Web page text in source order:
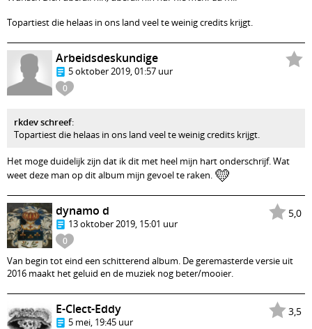
Topartiest die helaas in ons land veel te weinig credits krijgt.
0
Arbeidsdeskundige
5 oktober 2019, 01:57 uur
rkdev schreef:
Topartiest die helaas in ons land veel te weinig credits krijgt.
Het moge duidelijk zijn dat ik dit met heel mijn hart onderschrijf. Wat
weet deze man op dit album mijn gevoel te raken. 💛
5,0
0
dynamo d
13 oktober 2019, 15:01 uur
Van begin tot eind een schitterend album. De geremasterde versie uit
2016 maakt het geluid en de muziek nog beter/mooier.
3,5
E-Clect-Eddy
5 mei, 19:45 uur